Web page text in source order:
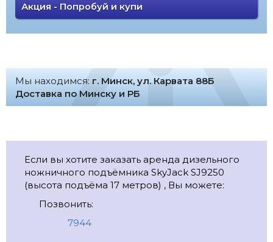
Акция - Попробуй и купи
Мы находимся: г. Минск, ул. Карвата 88Б
Доставка по Минску и РБ
Если вы хотите заказать аренда дизельного
ножничного подъёмника SkyJack SJ9250
(высота подъёма 17 метров) , Вы можете:
Позвонить:
7944